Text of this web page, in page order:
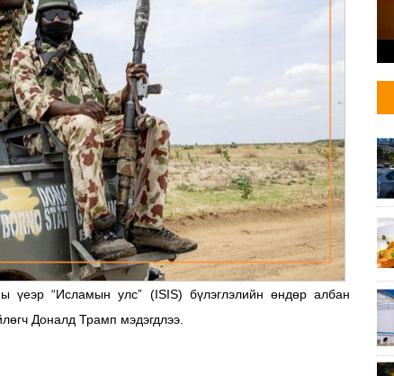
үеэр “Исламын улс” (ISIS) бүлэглэлийн өндөр албан
Доналд Трамп мэдэгдлээ.